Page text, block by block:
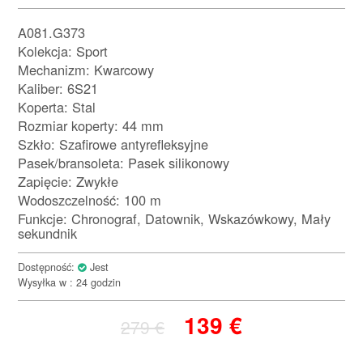
A081.G373
Kolekcja: Sport
Mechanizm: Kwarcowy
Kaliber: 6S21
Koperta: Stal
Rozmiar koperty: 44 mm
Szkło: Szafirowe antyrefleksyjne
Pasek/bransoleta: Pasek silikonowy
Zapięcie: Zwykłe
Wodoszczelność: 100 m
Funkcje: Chronograf, Datownik, Wskazówkowy, Mały
sekundnik
Dostępność:
Jest
Wysyłka w : 24 godzin
279 € 139 €